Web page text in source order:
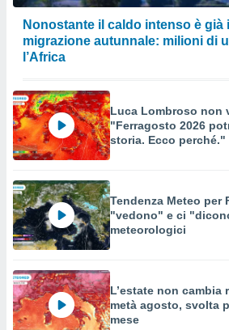
Nonostante il caldo intenso è già
migrazione autunnale: milioni di
l’Africa
Luca Lombroso non
"Ferragosto 2026
storia. Ecco perché."
Tendenza Meteo per
"vedono" e ci
meteorologici
L’estate non
metà agosto, svolta
mese